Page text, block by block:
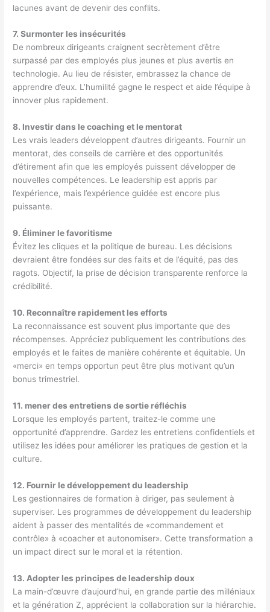
lacunes avant de devenir des conflits.
7. Surmonter les insécurités
De nombreux dirigeants craignent secrètement d’être
surpassé par des employés plus jeunes et plus avertis en
technologie. Au lieu de résister, embrassez la chance de
apprendre d’eux. L’humilité gagne le respect et aide l’équipe à
innover plus rapidement.
8. Investir dans le coaching et le mentorat
Les vrais leaders développent d’autres dirigeants. Fournir un
mentorat, des conseils de carrière et des opportunités
d’étirement afin que les employés puissent développer de
nouvelles compétences. Le leadership est appris par
l’expérience, mais l’expérience guidée est encore plus
puissante.
9. Éliminer le favoritisme
Évitez les cliques et la politique de bureau. Les décisions
devraient être fondées sur des faits et de l’équité, pas des
ragots. Objectif, la prise de décision transparente renforce la
crédibilité.
10. Reconnaître rapidement les efforts
La reconnaissance est souvent plus importante que des
récompenses. Appréciez publiquement les contributions des
employés et le faites de manière cohérente et équitable. Un
«merci» en temps opportun peut être plus motivant qu’un
bonus trimestriel.
11. mener des entretiens de sortie réfléchis
Lorsque les employés partent, traitez-le comme une
opportunité d’apprendre. Gardez les entretiens confidentiels et
utilisez les idées pour améliorer les pratiques de gestion et la
culture.
12. Fournir le développement du leadership
Les gestionnaires de formation à diriger, pas seulement à
superviser. Les programmes de développement du leadership
aident à passer des mentalités de «commandement et
contrôle» à «coacher et autonomiser». Cette transformation a
un impact direct sur le moral et la rétention.
13. Adopter les principes de leadership doux
La main-d’œuvre d’aujourd’hui, en grande partie des milléniaux
et la génération Z, apprécient la collaboration sur la hiérarchie.